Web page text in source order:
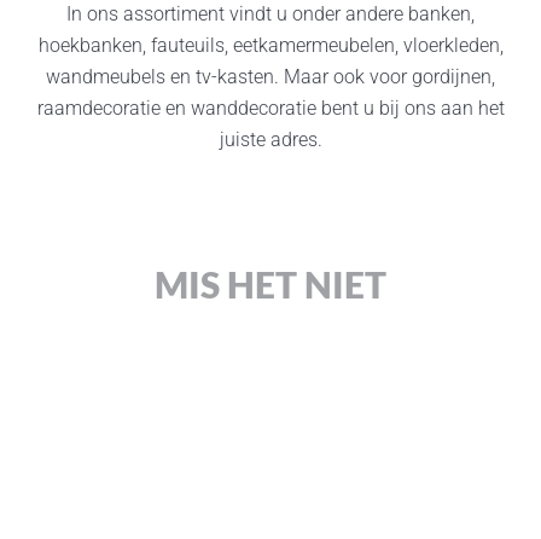
In ons assortiment vindt u onder andere banken,
hoekbanken, fauteuils, eetkamermeubelen, vloerkleden,
wandmeubels en tv-kasten. Maar ook voor gordijnen,
raamdecoratie en wanddecoratie bent u bij ons aan het
juiste adres.
MIS HET NIET